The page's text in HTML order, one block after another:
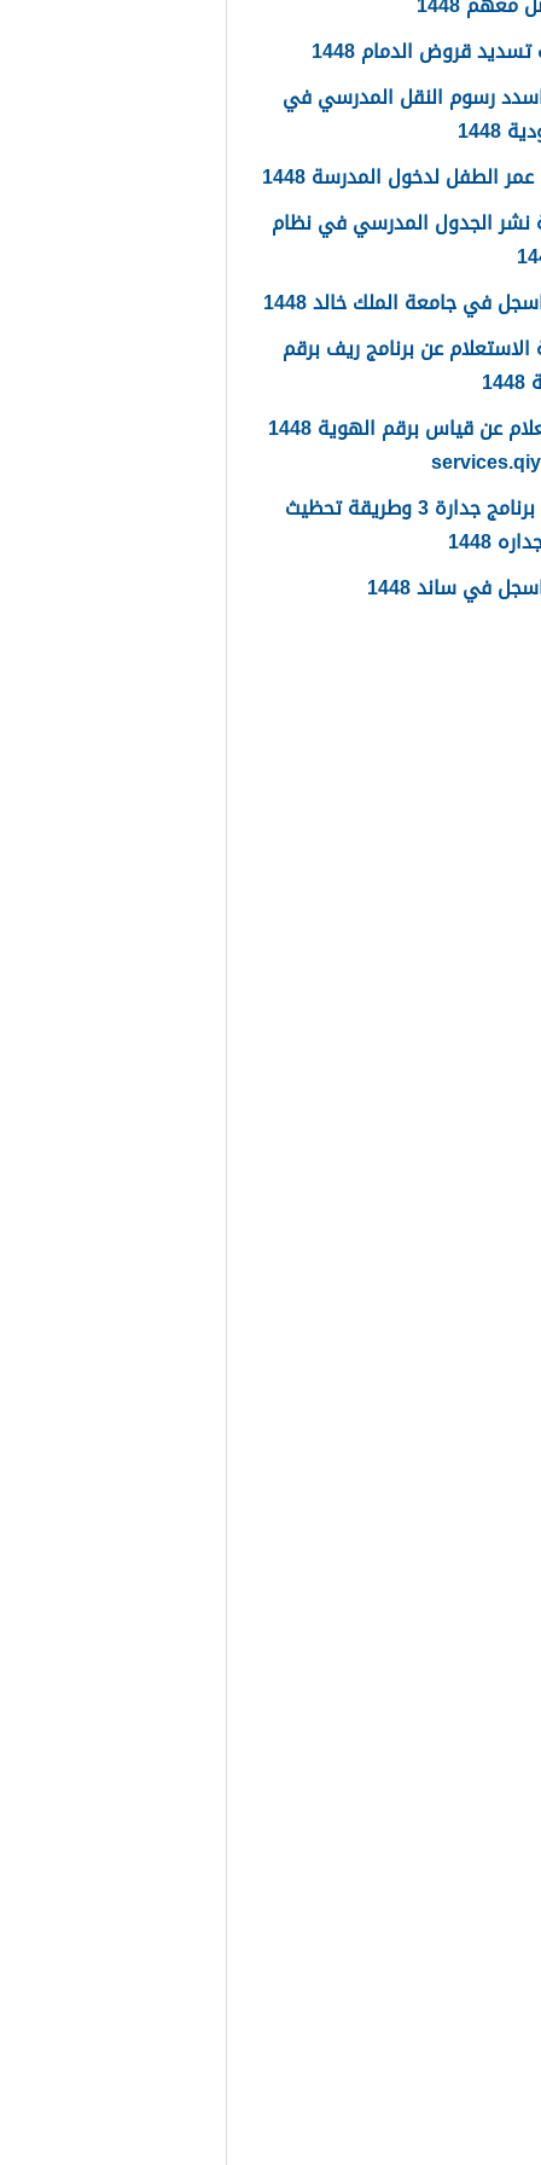
قروض الدمام 1448
رسوم النقل المدرسي في
1448
الطفل لدخول المدرسة 1448
نشر الجدول المدرسي في نظام
في جامعة الملك خالد 1448
عن برنامج ريف برقم
الاستعلام عن قياس برقم الهوية 1448
ما هو برنامج جدارة 3 وطريقة تحظيث
1448
في ساند 1448